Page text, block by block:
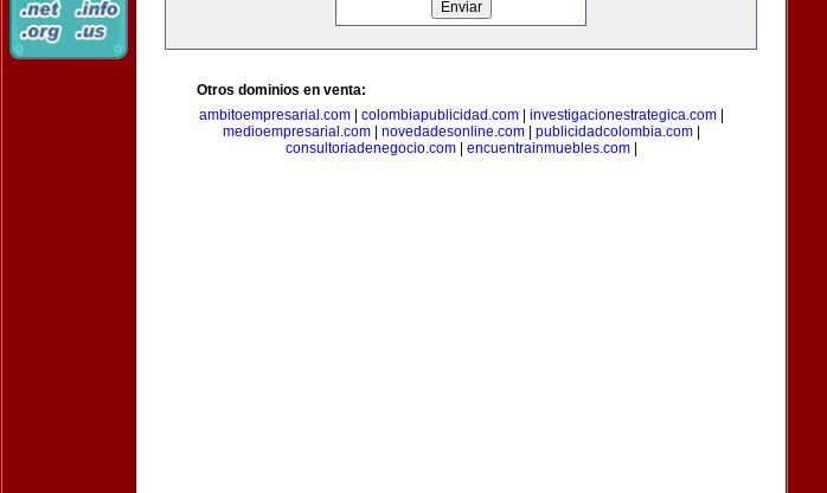
Otros dominios en venta:
ambitoempresarial.com| colombiapublicidad.com| investigacionestrategica.com|
medioempresarial.com| novedadesonline.com| publicidadcolombia.com|
consultoriadenegocio.com| encuentrainmuebles.com|